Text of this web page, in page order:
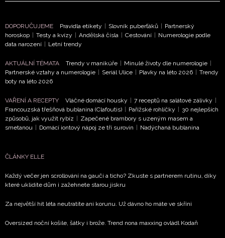
DOPORUČUJEME Pravidla etikety Slovník puberťáků
Partnerský
horoskop
Testy a kvízy Andělská čísla Cestování
Numerologie podle
data narození
Letní trendy
AKTUÁLNÍ TÉMATA Trendy v manikúře Minulé životy dle numerologie
Partnerské vztahy a numerologie
Seriál Ulice Plavky na léto 2026
Trendy
boty na léto 2026
VAŘENÍ A RECEPTY Vláčné domácí housky 7 receptů na salátové zálivky
Francouzská třešňová bublanina (Clafoutis)
Pařížské rohlíčky
30 nejlepších
způsobů, jak využít rybíz
Zapečené brambory s uzeným masem a
smetanou
Domácí iontový nápoj ze tří surovin Nadýchaná bublanina
ČLÁNKY ELLE
Každý večer jen scrollování na gauči a ticho? Zkuste s partnerem rutinu, díky
které uklidíte dům i zažehnete starou jiskru
Za největší hit léta neutratíte ani korunu. Už dávno ho máte ve skříni
Oversized noční košile, šátky i brože. Trend nona maxxing ovládl Kodaň